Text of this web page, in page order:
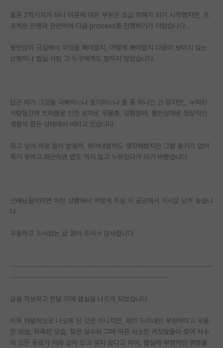
물론 2학기차가 되니 이론에 대한 부분은 조금 이해가 되기 시작했지만, 프
로젝트 진행과 관련하여 다음 process를 진행하기가 어렵습니다..
불안감이 극심해서 무엇을 해야할지, 어떻게 해야할지 다음이 보이지 않는
상황이나 랩실 사람 그 누구에게도 말하지 않았습니다.
답은 제가 그것을 극복하느냐 포기하느냐 둘 중 하나인 건 알지만,, 누적된
사람들간의 트러블로 인한 상처로 우울증, 공황장애, 불안장애로 정상적인
생활이 힘든 상태에서 버티고 있습니다.
죽고 싶어 차로 들이 받을까, 뛰어내릴까도 생각해봤지만 그럴 용기가 없어
죽지 못하고 퇴근하면 밥도 먹지 않고 누워있다가 자기 바빴습니다.
선배님들이라면 이런 상황에서 어떻게 하실 지 궁금해서 게시글 남겨 놓습니
다.
우울하고 두서없는 글 읽어 주셔서 감사합니다
--------------------------------------------------------------------
-----------------------------------------------------
글을 작성하고 한달 뒤에 랩실을 나오게 되었습니다.
비록 자발적으로 나오게 된 것은 아니지만, 제가 드러내던 부정적이고 우울
한 모습, 위축된 모습, 잦은 실수와 그에 따른 사소한 거짓말들이 쌓여 사수
와 모든 동료가 저와 같이 있고 싶지 않다고 하여, 랩실에 부정적인 영향을